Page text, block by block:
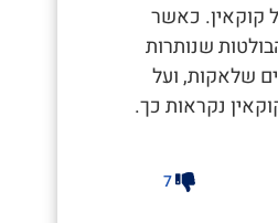
קוקאין. כאשר
שנותרות
שלאקות, ועל
נקראות כך.
7